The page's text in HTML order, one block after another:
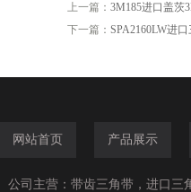
上一篇： 3M185进口盖茨
下一篇： SPA2160LW进
网站首页 产品展示
公司主营：带齿三角带，进口三